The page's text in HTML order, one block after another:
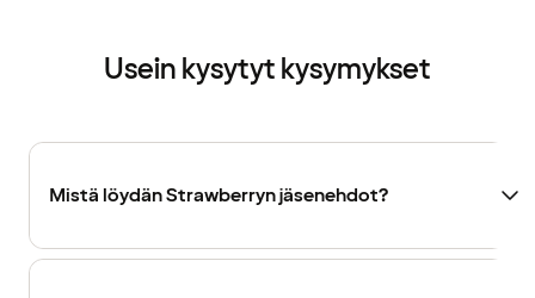
Usein kysytyt kysymykset
Mistä löydän Strawberryn jäsenehdot?